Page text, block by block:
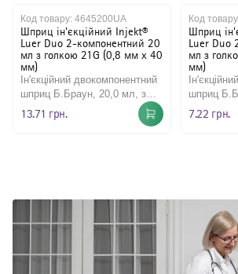
Лоток загального призначення,
Мастило для хірургічних інструментів
Ножиці хірургічні загального
використання
Перев'язувальні засоби / Ножицеподібні
щипці
Руків’я скальпеля багаторазового
Хірургічний ретрактор
багаторазового застосування
Щипці хірургічні для м'яких тканин, у
Щипці хірургічні для м'яких тканин, у
Шприци
Антисептичні засоби
Моторні системи
Код товару: 4645200UA
Шприц ін'єкційний Injekt®
Luer Duo 2-компонентний 20
мл з голкою 21G (0,8 мм x 40
мм)
Ін'єкційний двокомпонентний
шприц Б.Браун, 20,0 мл, з
зеленим поршнем та чітким
градуюванням на проз..
13.71 грн.
Код
Шприц
Luer Duo
мл з
мм)
шприц
зеленим
7.22 грн.